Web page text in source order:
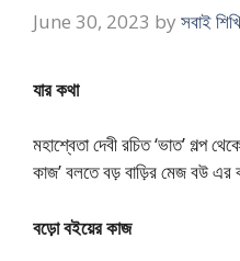
June 30, 2023 by সবাই শিখি
যার কথা
মহাশ্বেতা দেবী রচিত ‘ভাত’ গল্প
কাজ’ বলতে বড় বাড়ির মেজ বউ এর
বড়ো বইয়ের কাজ